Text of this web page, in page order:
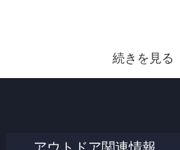
続きを見る